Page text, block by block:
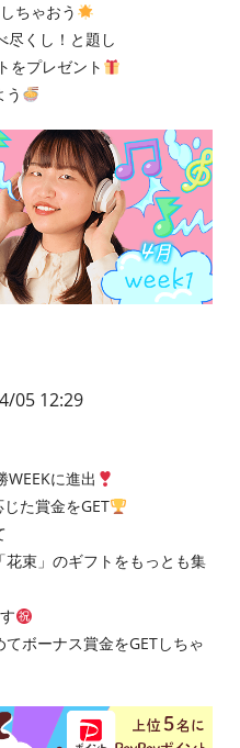
ちゃおう
尽くし！と題し
をプレゼント
う
05 12:29
WEEKに進出
た賞金をGET
花束」のギフトをもっとも集
てボーナス賞金をGETしちゃ